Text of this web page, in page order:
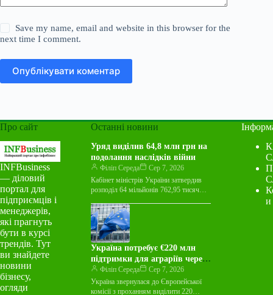
Save my name, email and website in this browser for the
next time I comment.
Опублікувати коментар
Про сайт
INFBusiness
— діловий
портал для
підприємців і
менеджерів,
які прагнуть
бути в курсі
трендів. Тут
ви знайдете
новини
бізнесу,
огляди
Останні новини
Уряд виділив 64,8 млн грн на
подолання наслідків війни
Філіп Середа
Сер 7, 2026
Кабінет міністрів України затвердив
розподіл 64 мільйонів 762,95 тисяч
передбачені у державному бюджеті на
2026…
Україна потребує €220 млн
підтримки для аграріїв через
блокаду портів
Філіп Середа
Сер 7, 2026
Україна звернулася до Європейської
комісії з проханням виділити 220
и